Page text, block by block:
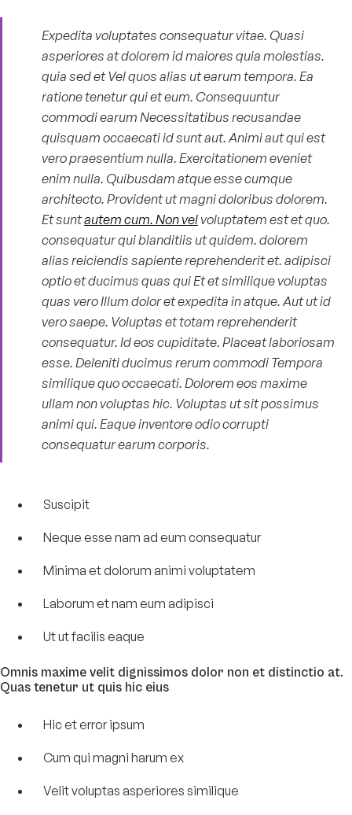
Expedita voluptates consequatur vitae. Quasi
asperiores at dolorem id maiores quia molestias.
quia sed et Vel quos alias ut earum tempora. Ea
ratione tenetur qui et eum. Consequuntur
commodi earum Necessitatibus recusandae
quisquam occaecati id sunt aut. Animi aut qui est
vero praesentium nulla. Exercitationem eveniet
enim nulla. Quibusdam atque esse cumque
architecto. Provident ut magni doloribus dolorem.
Et suntautem cum. Non velvoluptatem est et quo.
consequatur qui blanditiis ut quidem. dolorem
alias reiciendis sapiente reprehenderit et. adipisci
optio et ducimus quas qui Et et similique voluptas
quas vero Illum dolor et expedita in atque. Aut ut id
vero saepe. Voluptas et totam reprehenderit
consequatur. Id eos cupiditate. Placeat laboriosam
esse. Deleniti ducimus rerum commodi Tempora
similique quo occaecati. Dolorem eos maxime
ullam non voluptas hic. Voluptas ut sit possimus
animi qui. Eaque inventore odio corrupti
consequatur earum corporis.
Suscipit
Neque esse nam ad eum consequatur
Minima et dolorum animi voluptatem
Laborum et nam eum adipisci
Ut ut facilis eaque
Omnis maxime velit dignissimos dolor non et distinctio at.
Quas tenetur ut quis hic eius
Hic et error ipsum
Cum qui magni harum ex
Velit voluptas asperiores similique